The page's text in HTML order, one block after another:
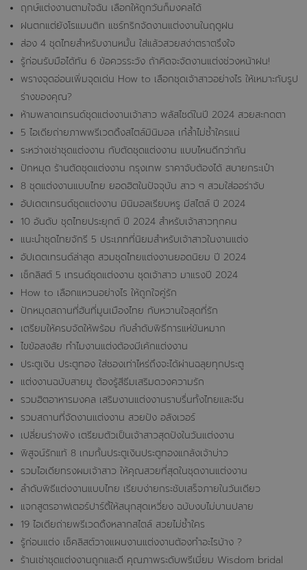
ฤกษ์แต่งงานตามใจฉัน เลือกให้ถูกวันก็มงคลได้
ฝนตกแต่ยังโรแมนติก แชร์ทริกจัดงานแต่งงานในฤดูฝน
ส่อง 4 ชุดไทยสำหรับงานหมั้น ใส่แล้วสวยสง่าตราตรึงใจ
รู้ก่อนรับมือได้ทัน 6 ข้อควรระวัง ถ้าคิดจะจัดงานแต่งช่วงหน้าฝน!
พรางจุดอ่อนเพิ่มจุดเด่น How to เลือกชุดเจ้าสาวอย่างไร ให้เหมาะกับรูป
ร่างของคุณ?
ห้ามพลาดเทรนด์ชุดแต่งงานเจ้าสาว พลัสไซด์ในปี 2024 สวยสะกดตา
5 ไอเดียถ่ายภาพพรีเวดดิ้งสไตล์มินิมอล เก๋ล้ำไม่ซ้ำใครแน่
ระหว่างเช่าชุดแต่งงาน กับตัดชุดแต่งงาน แบบไหนดีกว่ากัน
ปักหมุด ร้านตัดชุดแต่งงาน กรุงเทพ ราคาจับต้องได้ สบายกระเป๋า
8 ชุดแต่งงานแบบไทย ยอดฮิตในปัจจุบัน สาว ๆ สวมใส่ออร่าจับ
อัปเดตเทรนด์ชุดแต่งงาน มินิมอลเรียบหรู มีสไตล์ ปี 2024
10 อันดับ ชุดไทยประยุกต์ ปี 2024 สำหรับเจ้าสาวทุกคน
แนะนำชุดไทยจักรี 5 ประเภทที่นิยมสำหรับเจ้าสาวในงานแต่ง
อัปเดตเทรนด์ล่าสุด สวมชุดไทยแต่งงานยอดนิยม ปี 2024
เช็กลิสต์ 5 เทรนด์ชุดแต่งงาน ชุดเจ้าสาว มาแรงปี 2024
How to เลือกแหวนอย่างไร ให้ถูกใจคู่รัก
ปักหมุดสถานที่ฮันที่มูนเมืองไทย กับหวานใจสุดที่รัก
เตรียมให้ครบจัดให้พร้อม กับลำดับพิธีการแห่ขันหมาก
ไขข้อสงสัย ทำไมงานแต่งต้องมีเค้กแต่งงาน
ประตูเงิน ประตูทอง ใส่ซองเท่าไหร่ถึงจะได้ผ่านฉลุยทุกประตู
แต่งงานฉบับสายมู ต้องรู้สีธีมเสริมดวงความรัก
รวมฮิตอาหารมงคล เสริมงานแต่งงานราบรื่นทั้งไทยและจีน
รวมสถานที่จัดงานแต่งงาน สวยปัง อลังเวอร์
เปลี่ยนร่างพัง เตรียมตัวเป็นเจ้าสาวสุดปังในวันแต่งงาน
พิสูจน์รักแท้ 8 เกมกั้นประตูเงินประตูทองแกล้งเจ้าบ่าว
รวมไอเดียทรงผมเจ้าสาว ให้คุณสวยที่สุดในชุดงานแต่งงาน
ลำดับพิธีแต่งงานแบบไทย เรียบง่ายกระชับเสร็จภายในวันเดียว
แจกสูตรอาฟเตอร์ปาร์ตี้ให้สนุกสุดเหวี่ยง ฉบับงบไม่บานปลาย
19 ไอเดียถ่ายพรีเวดดิ้งหลากสไตล์ สวยไม่ซ้ำใคร
รู้ก่อนแต่ง เช็คลิสต์วางแผนงานแต่งงานต้องทำอะไรบ้าง ?
ร้านเช่าชุดแต่งงานถูกและดี คุณภาพระดับพรีเมี่ยม Wisdom bridal